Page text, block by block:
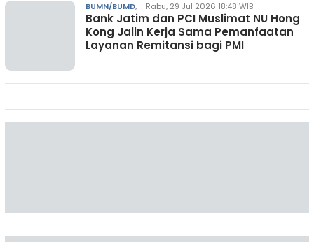
BUMN/BUMD, Rabu, 29 Jul 2026 18:48 WIB
Bank Jatim dan PCI Muslimat NU Hong
Kong Jalin Kerja Sama Pemanfaatan
Layanan Remitansi bagi PMI